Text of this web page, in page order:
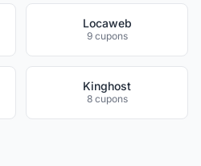
Locaweb
9 cupons
Kinghost
8 cupons